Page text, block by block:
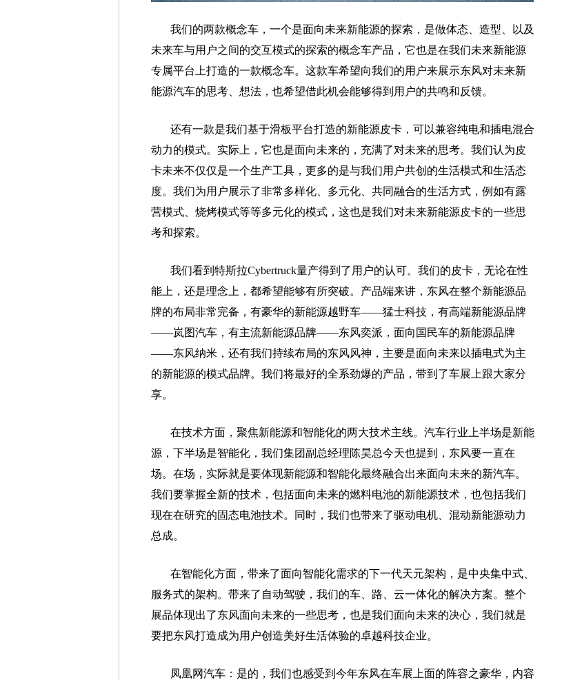
我们的两款概念车，一个是面向未来新能源的探索，是做体态、造型、以及
未来车与用户之间的交互模式的探索的概念车产品，它也是在我们未来新能源
专属平台上打造的一款概念车。这款车希望向我们的用户来展示东风对未来新
能源汽车的思考、想法，也希望借此机会能够得到用户的共鸣和反馈。
还有一款是我们基于滑板平台打造的新能源皮卡，可以兼容纯电和插电混合
动力的模式。实际上，它也是面向未来的，充满了对未来的思考。我们认为皮
卡未来不仅仅是一个生产工具，更多的是与我们用户共创的生活模式和生活态
度。我们为用户展示了非常多样化、多元化、共同融合的生活方式，例如有露
营模式、烧烤模式等等多元化的模式，这也是我们对未来新能源皮卡的一些思
考和探索。
我们看到特斯拉Cybertruck量产得到了用户的认可。我们的皮卡，无论在性
能上，还是理念上，都希望能够有所突破。产品端来讲，东风在整个新能源品
牌的布局非常完备，有豪华的新能源越野车——猛士科技，有高端新能源品牌
——岚图汽车，有主流新能源品牌——东风奕派，面向国民车的新能源品牌
——东风纳米，还有我们持续布局的东风风神，主要是面向未来以插电式为主
的新能源的模式品牌。我们将最好的全系劲爆的产品，带到了车展上跟大家分
享。
在技术方面，聚焦新能源和智能化的两大技术主线。汽车行业上半场是新能
源，下半场是智能化，我们集团副总经理陈昊总今天也提到，东风要一直在
场。在场，实际就是要体现新能源和智能化最终融合出来面向未来的新汽车。
我们要掌握全新的技术，包括面向未来的燃料电池的新能源技术，也包括我们
现在在研究的固态电池技术。同时，我们也带来了驱动电机、混动新能源动力
总成。
在智能化方面，带来了面向智能化需求的下一代天元架构，是中央集中式、
服务式的架构。带来了自动驾驶，我们的车、路、云一体化的解决方案。整个
展品体现出了东风面向未来的一些思考，也是我们面向未来的决心，我们就是
要把东风打造成为用户创造美好生活体验的卓越科技企业。
凤凰网汽车：是的，我们也感受到今年东风在车展上面的阵容之豪华，内容